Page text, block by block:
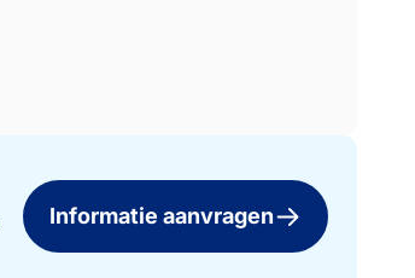
Informatie aanvragen